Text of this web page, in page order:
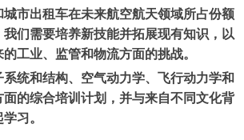
市出租车在未来航空航天领域所占份额
们需要培养新技能并拓展现有知识，以
工业、监管和物流方面的挑战。
统和结构、空气动力学、飞行动力学和
的综合培训计划，并与来自不同文化背
习。